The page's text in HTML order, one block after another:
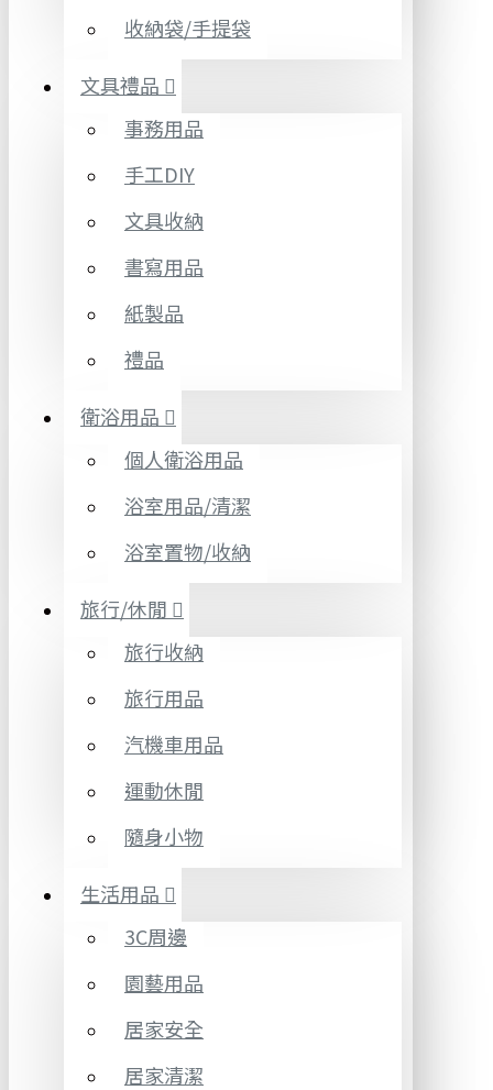
收納袋/手提袋
文具禮品
事務用品
手工DIY
文具收納
書寫用品
紙製品
禮品
衛浴用品
個人衛浴用品
浴室用品/清潔
浴室置物/收納
旅行/休閒
旅行收納
旅行用品
汽機車用品
運動休閒
隨身小物
生活用品
3C周邊
園藝用品
居家安全
居家清潔